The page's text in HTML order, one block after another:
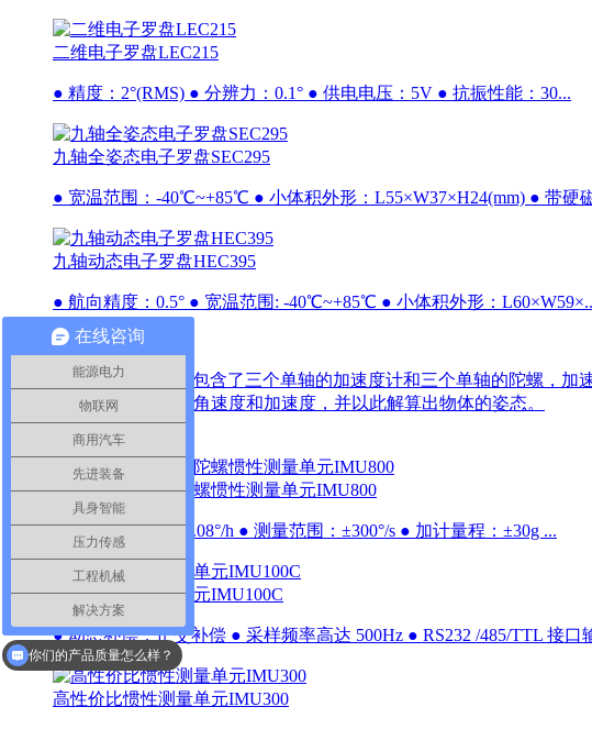
二维电子罗盘LEC215
● 精度：2°(RMS) ● 分辨力：0.1° ● 供电电压：5V ● 抗振性能：30...
九轴全姿态电子罗盘SEC295
● 宽温范围：-40℃~+85℃ ● 小体积外形：L55×W37×H24(mm) ● 带硬
九轴动态电子罗盘HEC395
● 航向精度：0.5° ● 宽温范围: -40℃~+85℃ ● 小体积外形：
IMU IMU
IMU每款产品至少包含了三个单轴的加速度计和三个单轴的陀螺，
体在三维空间中的角速度和加速度，并以此解算出物体的姿态。
了解更多
小体积三轴光纤陀螺惯性测量单元IMU800
● 零偏稳定性：≤0.08°/h ● 测量范围：±300°/s ● 加计量程：±30g ...
高性能惯性测量单元IMU100C
● 动态补偿，正交补偿 ● 采样频率高达 500Hz ● RS232 /485/TTL 接口
高性价比惯性测量单元IMU300
在线咨询
能源电力
物联网
商用汽车
先进装备
具身智能
压力传感
工程机械
解决方案
你们的产品质量怎么样？